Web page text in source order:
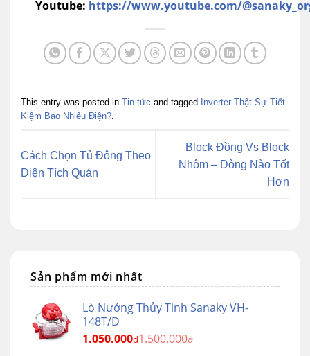
Youtube: https://www.youtube.com/
This entry was posted in Tin tức and tagged
Inverter Thật Sự Tiết
Kiệm Bao Nhiêu Điện?
Cách Chọn Tủ Đông Theo
Diện Tích Quán
Block Đồng Vs Block
Nhôm – Dòng Nào Tốt
Hơn
Sản phẩm mới nhất
Lò Nướng Thủy Tinh Sanaky VH-
148T/D
1.050.000₫1.500.000₫